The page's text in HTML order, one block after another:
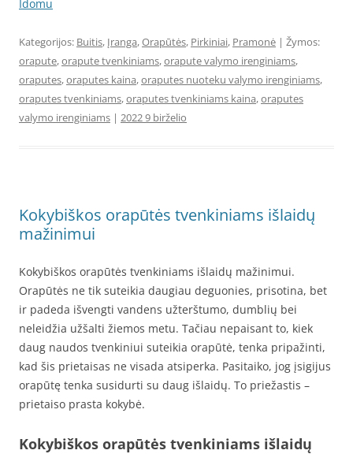
Idomu
Kategorijos: Buitis, Įranga,Orapūtės, Pirkiniai, Pramonė | Žymos:
orapute,orapute tvenkiniams,orapute valymo irenginiams,
oraputes,oraputes kaina,oraputes nuoteku valymo irenginiams,
oraputes tvenkiniams,oraputes tvenkiniams kaina,oraputes
valymo irenginiams | 2022 9 birželio
Kokybiškos orapūtės tvenkiniams išlaidų
mažinimui
Kokybiškos orapūtės tvenkiniams išlaidų mažinimui.
Orapūtės ne tik suteikia daugiau deguonies, prisotina, bet
ir padeda išvengti vandens užterštumo, dumblių bei
neleidžia užšalti žiemos metu. Tačiau nepaisant to, kiek
daug naudos tvenkiniui suteikia orapūtė, tenka pripažinti,
kad šis prietaisas ne visada atsiperka. Pasitaiko, jog įsigijus
orapūtę tenka susidurti su daug išlaidų. To priežastis –
prietaiso prasta kokybė.
Kokybiškos orapūtės tvenkiniams išlaidų